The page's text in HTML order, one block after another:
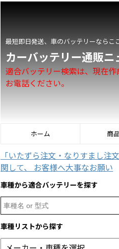
最短即日発送、車のバッテリーならこ
カーバッテリー通販ニ
適合バッテリー検索は、現在作
お電話ください。
ホーム 商
「いたずら注文・なりすまし注
関して、 お客様へ大事なお願い
車種から適合バッテリーを探す
Search
for:
車種リストから探す